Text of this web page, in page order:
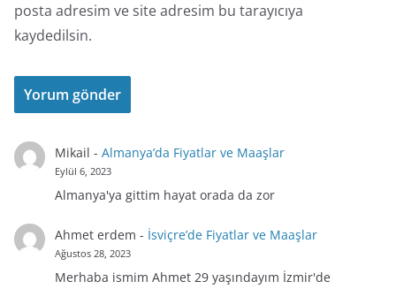
posta adresim ve site adresim bu tarayıcıya
kaydedilsin.
Mikail - Almanya’da Fiyatlar ve Maaşlar
Eylül 6, 2023
Almanya'ya gittim hayat orada da zor
Ahmet erdem - İsviçre’de Fiyatlar ve Maaşlar
Ağustos 28, 2023
Merhaba ismim Ahmet 29 yaşındayım İzmir'de